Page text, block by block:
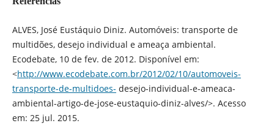
ALVES, José Eustáquio Diniz. Automóveis: transporte de
multidões, desejo individual e ameaça ambiental.
Ecodebate, 10 de fev. de 2012. Disponível em:
<http://www.ecodebate.com.br/2012/02/10/automoveis-
transporte-de-multidoes- desejo-individual-e-ameaca-
ambiental-artigo-de-jose-eustaquio-diniz-alves/>. Acesso
em: 25 jul. 2015.